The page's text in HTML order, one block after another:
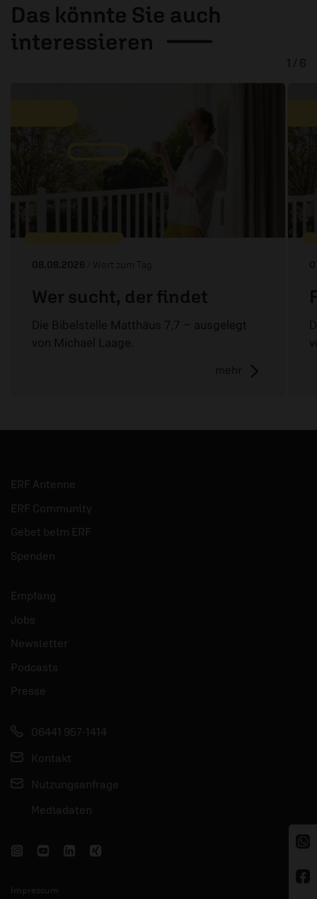
Das könnte Sie auch
interessieren
08.08.2026 / Wort zum Tag
Wer sucht, der findet
Die Bibelstelle Matthäus 7,7 – ausgelegt
von Michael Laage.
mehr
1 / 6
ERF Antenne
ERF Community
Gebet beim ERF
Spenden
Empfang
Jobs
Newsletter
Podcasts
Presse
06441 957-1414
Kontakt
Nutzungsanfrage
Mediadaten
Impressum